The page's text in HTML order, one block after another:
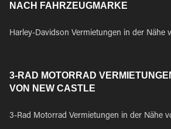
NACH FAHRZEUGMARKE
Harley-Davidson Vermietungen in der Nähe
3-RAD MOTORRAD
VON NEW CASTLE
3-Rad Motorrad Vermietungen in der Nähe